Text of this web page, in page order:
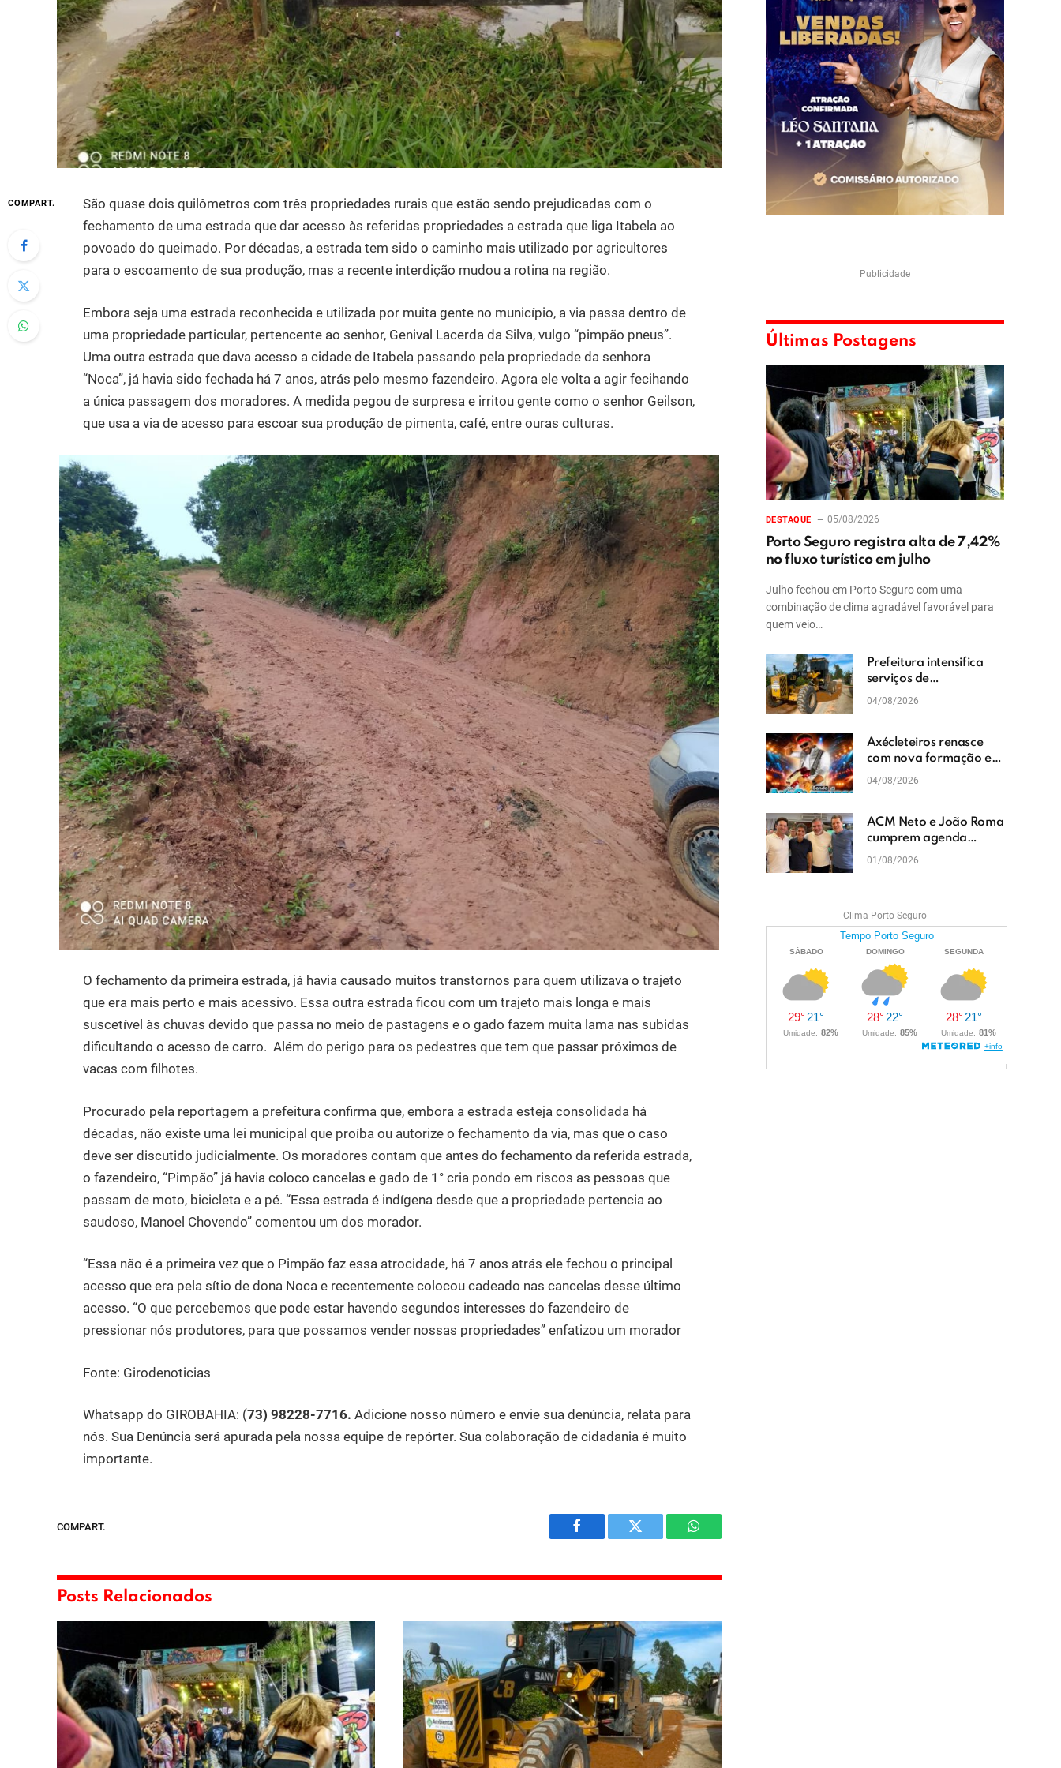
COMPART.
São quase dois quilômetros com três propriedades rurais que estão sendo prejudicadas com o
fechamento de uma estrada que dar acesso às referidas propriedades a estrada que liga Itabela ao
povoado do queimado. Por décadas, a estrada tem sido o caminho mais utilizado por agricultores
para o escoamento de sua produção, mas a recente interdição mudou a rotina na região.
Embora seja uma estrada reconhecida e utilizada por muita gente no município, a via passa dentro de
uma propriedade particular, pertencente ao senhor, Genival Lacerda da Silva, vulgo “pimpão pneus”.
Uma outra estrada que dava acesso a cidade de Itabela passando pela propriedade da senhora
“Noca”, já havia sido fechada há 7 anos, atrás pelo mesmo fazendeiro. Agora ele volta a agir fecihando
a única passagem dos moradores. A medida pegou de surpresa e irritou gente como o senhor Geilson,
que usa a via de acesso para escoar sua produção de pimenta, café, entre ouras culturas.
O fechamento da primeira estrada, já havia causado muitos transtornos para quem utilizava o trajeto
que era mais perto e mais acessivo. Essa outra estrada ficou com um trajeto mais longa e mais
suscetível às chuvas devido que passa no meio de pastagens e o gado fazem muita lama nas subidas
dificultando o acesso de carro. Além do perigo para os pedestres que tem que passar próximos de
vacas com filhotes.
Procurado pela reportagem a prefeitura confirma que, embora a estrada esteja consolidada há
décadas, não existe uma lei municipal que proíba ou autorize o fechamento da via, mas que o caso
deve ser discutido judicialmente. Os moradores contam que antes do fechamento da referida estrada,
o fazendeiro, “Pimpão” já havia coloco cancelas e gado de 1° cria pondo em riscos as pessoas que
passam de moto, bicicleta e a pé. “Essa estrada é indígena desde que a propriedade pertencia ao
saudoso, Manoel Chovendo” comentou um dos morador.
“Essa não é a primeira vez que o Pimpão faz essa atrocidade, há 7 anos atrás ele fechou o principal
acesso que era pela sítio de dona Noca e recentemente colocou cadeado nas cancelas desse último
acesso. “O que percebemos que pode estar havendo segundos interesses do fazendeiro de
pressionar nós produtores, para que possamos vender nossas propriedades” enfatizou um morador
Fonte: Girodenoticias
Whatsapp do GIROBAHIA: (73) 98228-7716.Adicione nosso número e envie sua denúncia, relata para
nós. Sua Denúncia será apurada pela nossa equipe de repórter. Sua colaboração de cidadania é muito
importante.
COMPART.
Facebook Twitter WhatsApp
Posts Relacionados
Publicidade
Últimas Postagens
DESTAQUE 05/08/2026
Porto Seguro registra alta de 7,42%
no fluxo turístico em julho
Julho fechou em Porto Seguro com uma
combinação de clima agradável favorável para
quem veio…
Prefeitura intensifica
serviços de
patrolamento e
04/08/2026
Axécleteiros renasce
com nova formação e
promete agitar os
04/08/2026
ACM Neto e João Roma
cumprem agenda
política em Teixeira de
01/08/2026
Clima Porto Seguro